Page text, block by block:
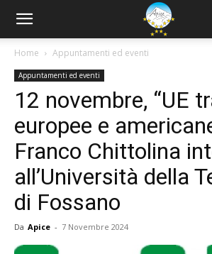
Home Appuntamenti ed eventi
Appuntamenti ed eventi
12 novembre, “UE
europee e
Franco Chittolina
all’Università della
di Fossano
Da Apice - 7 Novembre 2024